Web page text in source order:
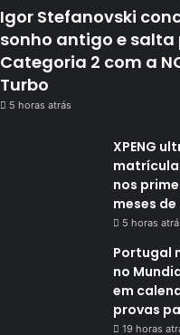
Igor Stefanovski
sonho antigo e salta
Categoria 2 com a
Turbo
5 horas atrás
XPENG
nos
meses de
5 horas
Portugal
no
em
provas
19 horas